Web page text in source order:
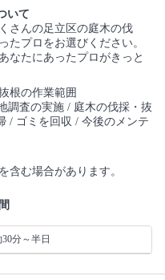
いて
さんの足立区の庭木の伐
たプロをお選びください。
なたにあったプロがきっと
根の作業範囲
調査の実施 / 庭木の伐採・抜
/ ゴミを回収 / 今後のメンテ
含む場合があります。
30分～半日